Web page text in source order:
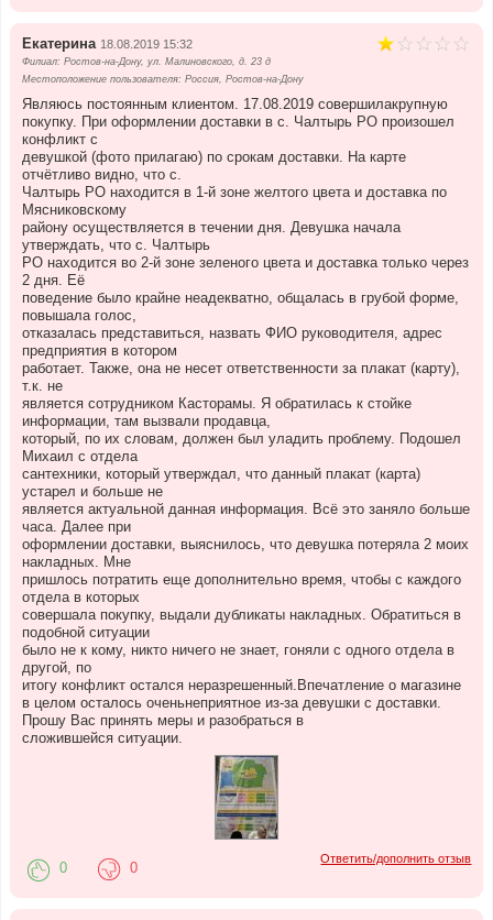
Екатерина 18.08.2019 15:32
Филиал: Ростов-на-Дону, ул. Малиновского, д. 23 д
Местоположение пользователя: Россия, Ростов-на-Дону
Являюсь постоянным клиентом. 17.08.2019 совершилакрупную
покупку. При оформлении доставки в с. Чалтырь РО произошел
конфликт с
девушкой (фото прилагаю) по срокам доставки. На карте
отчётливо видно, что с.
Чалтырь РО находится в 1-й зоне желтого цвета и доставка по
Мясниковскому
району осуществляется в течении дня. Девушка начала
утверждать, что с. Чалтырь
РО находится во 2-й зоне зеленого цвета и доставка только через
2 дня. Её
поведение было крайне неадекватно, общалась в грубой форме,
повышала голос,
отказалась представиться, назвать ФИО руководителя, адрес
предприятия в котором
работает. Также, она не несет ответственности за плакат (карту),
т.к. не
является сотрудником Касторамы. Я обратилась к стойке
информации, там вызвали продавца,
который, по их словам, должен был уладить проблему. Подошел
Михаил с отдела
сантехники, который утверждал, что данный плакат (карта)
устарел и больше не
является актуальной данная информация. Всё это заняло больше
часа. Далее при
оформлении доставки, выяснилось, что девушка потеряла 2 моих
накладных. Мне
пришлось потратить еще дополнительно время, чтобы с каждого
отдела в которых
совершала покупку, выдали дубликаты накладных. Обратиться в
подобной ситуации
было не к кому, никто ничего не знает, гоняли с одного отдела в
другой, по
итогу конфликт остался неразрешенный.Впечатление о магазине
в целом осталось оченьнеприятное из-за девушки с доставки.
Прошу Вас принять меры и разобраться в
сложившейся ситуации.
Ответить/дополнить отзыв
0 0